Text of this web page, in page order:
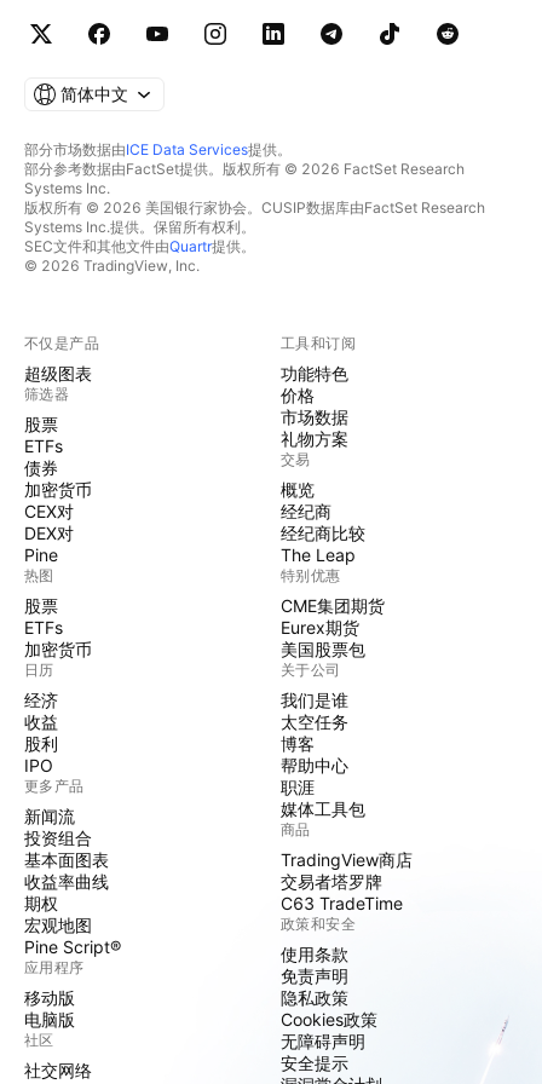
简体中文
部分市场数据由ICE Data Services提供。
部分参考数据由FactSet提供。版权所有 © 2026 FactSet Research
Systems Inc.
版权所有 © 2026 美国银行家协会。CUSIP数据库由FactSet Research
Systems Inc.提供。保留所有权利。
SEC文件和其他文件由Quartr提供。
© 2026 TradingView, Inc.
不仅是产品
超级图表
筛选器
股票
ETFs
债券
加密货币
CEX对
DEX对
Pine
热图
股票
ETFs
加密货币
日历
经济
收益
股利
IPO
更多产品
新闻流
投资组合
基本面图表
收益率曲线
期权
宏观地图
Pine Script®
应用程序
移动版
电脑版
社区
社交网络
工具和订阅
功能特色
价格
市场数据
礼物方案
交易
概览
经纪商
经纪商比较
The Leap
特别优惠
CME集团期货
Eurex期货
美国股票包
关于公司
我们是谁
太空任务
博客
帮助中心
职涯
媒体工具包
商品
TradingView商店
交易者塔罗牌
C63 TradeTime
政策和安全
使用条款
免责声明
隐私政策
Cookies政策
无障碍声明
安全提示